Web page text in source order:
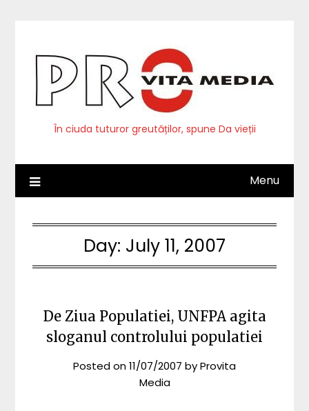
În ciuda tuturor greutăților, spune Da vieții
Menu
Day: July 11, 2007
De Ziua Populatiei, UNFPA agita
sloganul controlului populatiei
Posted on11/07/2007 byProvita
Media